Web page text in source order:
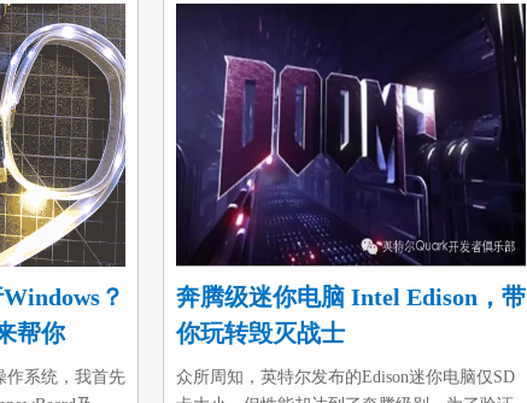
？
帮你
作系统，我首先
奔腾级迷你电脑 Intel Edison，带
你玩转毁灭战士
众所周知，英特尔发布的Edison迷你电脑仅SD